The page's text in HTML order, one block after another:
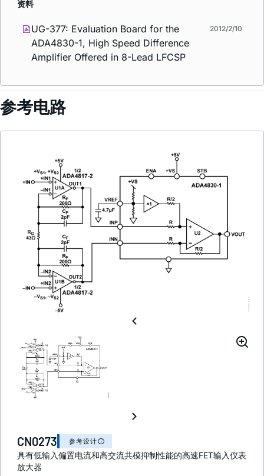
资料
UG-377: Evaluation Board for the
ADA4830-1, High Speed Difference
Amplifier Offered in 8-Lead LFCSP
2012/2/10
参考电路
CN0273 参考设计
具有低输入偏置电流和高交流共模抑制性能的高速FET输入仪表
放大器